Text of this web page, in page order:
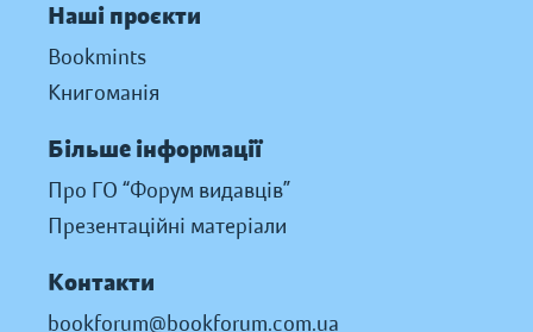
Наші проєкти
Bookmints
Книгоманія
Більше інформації
Про ГО “Форум видавців”
Презентаційні матеріали
Контакти
bookforum@bookforum.com.ua